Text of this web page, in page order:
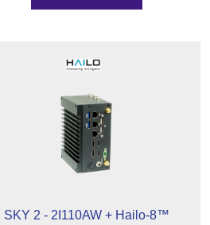
SKY 2 - 2I110AW + Hailo-8™